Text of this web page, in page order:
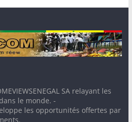
SA relayant les
le monde. -
les opportunités offertes par